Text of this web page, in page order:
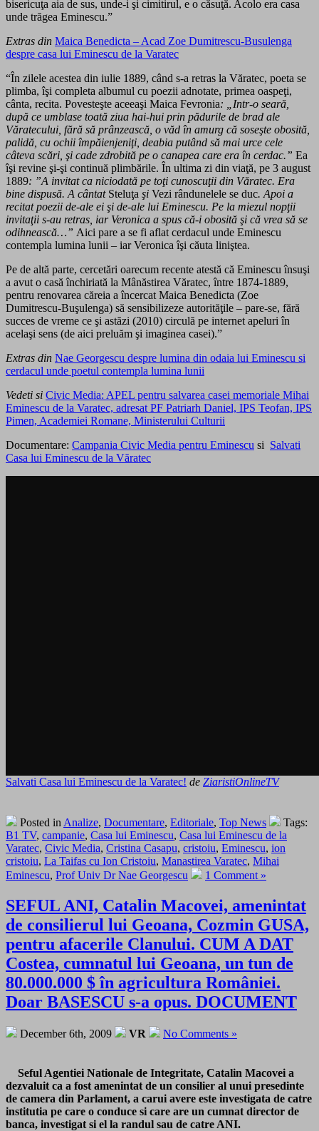
bisericuţa aia de sus, unde-i şi cimitirul, e o căsuţă. Acolo era casa
unde trăgea Eminescu.”
Extras din Maica Benedicta – Acad Zoe Dumitrescu-Busulenga
despre casa lui Eminescu de la Varatec
“În zilele acestea din iulie 1889, când s-a retras la Văratec, poeta se
plimba, îşi completa albumul cu poezii adnotate, primea oaspeţi,
cânta, recita. Povesteşte aceeaşi Maica Fevronia: „Intr-o seară,
după ce umblase toată ziua hai-hui prin pădurile de brad ale
Văratecului, fără să prânzească, o văd în amurg că soseşte obosită,
palidă, cu ochii împăienjeniţi, deabia putând să mai urce cele
câteva scări, şi cade zdrobită pe o canapea care era în cerdac.” Ea
îşi revine şi-şi continuă plimbările. În ultima zi din viaţă, pe 3 august
1889: ”A invitat ca niciodată pe toţi cunoscuţii din Văratec. Era
bine dispusă. A cântat Steluţa şi Vezi rândunelele se duc. Apoi a
recitat poezii de-ale ei şi de-ale lui Eminescu. Pe la miezul nopţii
invitaţii s-au retras, iar Veronica a spus că-i obosită şi că vrea să se
odihnească…” Aici pare a se fi aflat cerdacul unde Eminescu
contempla lumina lunii – iar Veronica îşi căuta liniştea.
Pe de altă parte, cercetări oarecum recente atestă că Eminescu însuşi
a avut o casă închiriată la Mânăstirea Văratec, între 1874-1889,
pentru renovarea căreia a încercat Maica Benedicta (Zoe
Dumitrescu-Buşulenga) să sensibilizeze autorităţile – pare-se, fără
succes de vreme ce şi astăzi (2010) circulă pe internet apeluri în
acelaşi sens (de aici preluăm şi imaginea casei).”
Extras din Nae Georgescu despre lumina din odaia lui Eminescu si
cerdacul unde poetul contempla lumina lunii
Vedeti si Civic Media: APEL pentru salvarea casei memoriale Mihai
Eminescu de la Varatec, adresat PF Patriarh Daniel, IPS Teofan, IPS
Pimen, Academiei Romane, Ministerului Culturii
Documentare: Campania Civic Media pentru Eminescu si Salvati
Casa lui Eminescu de la Văratec
Salvati Casa lui Eminescu de la Varatec! de ZiaristiOnlineTV
Posted in Analize, Documentare, Editoriale, Top News
Tags:
B1 TV, campanie, Casa lui Eminescu, Casa lui Eminescu de la
Varatec, Civic Media, Cristina Casapu, cristoiu, Eminescu, ion
cristoiu, La Taifas cu Ion Cristoiu, Manastirea Varatec, Mihai
Eminescu, Prof Univ Dr Nae Georgescu 1 Comment »
SEFUL ANI, Catalin Macovei, amenintat
de consilierul lui Geoana, Cozmin GUSA,
pentru afacerile Clanului. CUM A DAT
Costea, cumnatul lui Geoana, un tun de
80.000.000 $ în agricultura României.
Doar BASESCU s-a opus. DOCUMENT
December 6th, 2009 VR No Comments »
Seful Agentiei Nationale de Integritate, Catalin Macovei a
dezvaluit ca a fost amenintat de un consilier al unui presedinte
de camera din Parlament, a carui avere este investigata de catre
institutia pe care o conduce si care are un cumnat director de
banca, investigat si el la randul sau de catre ANI.